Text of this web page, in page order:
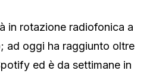
in rotazione radiofonica a
ad oggi ha raggiunto oltre
ed è da settimane in